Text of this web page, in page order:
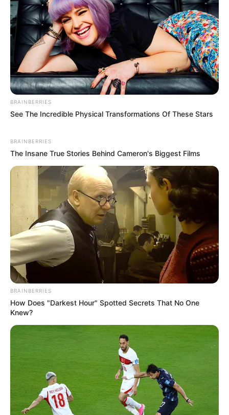
Legyetek kedvesek osszátok meg, hátha eljut
ahhoz a hölgyhöz és ezentúl kicsit más szemmel
nézi majd a világot!
Az alábbi gombok segítségével oszthatod meg a
cikket, ha fontosnak találod a mondanivalóját!
BRAINBERRIES
See The Incredible Physical Transformations Of These Stars
BRAINBERRIES
The Insane True Stories Behind Cameron's Biggest Films
BRAINBERRIES
How Does "Darkest Hour" Spotted Secrets That No One
Knew?